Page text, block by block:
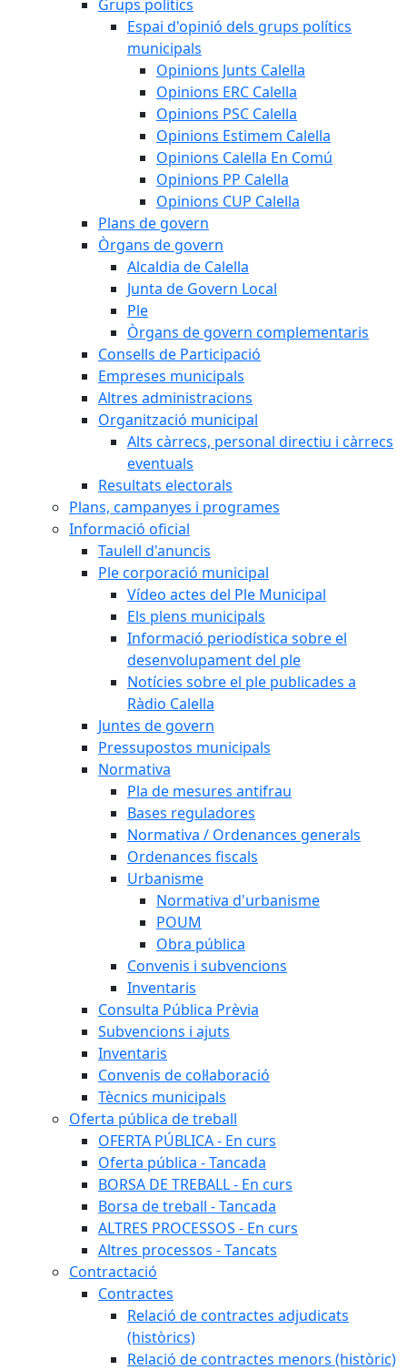
Grups polítics
Espai d'opinió dels grups polítics
municipals
Opinions Junts Calella
Opinions ERC Calella
Opinions PSC Calella
Opinions Estimem Calella
Opinions Calella En Comú
Opinions PP Calella
Opinions CUP Calella
Plans de govern
Òrgans de govern
Alcaldia de Calella
Junta de Govern Local
Ple
Òrgans de govern complementaris
Consells de Participació
Empreses municipals
Altres administracions
Organització municipal
Alts càrrecs, personal directiu i càrrecs
eventuals
Resultats electorals
Plans, campanyes i programes
Informació oficial
Taulell d'anuncis
Ple corporació municipal
Vídeo actes del Ple Municipal
Els plens municipals
Informació periodística sobre el
desenvolupament del ple
Notícies sobre el ple publicades a
Ràdio Calella
Juntes de govern
Pressupostos municipals
Normativa
Pla de mesures antifrau
Bases reguladores
Normativa / Ordenances generals
Ordenances fiscals
Urbanisme
Normativa d'urbanisme
POUM
Obra pública
Convenis i subvencions
Inventaris
Consulta Pública Prèvia
Subvencions i ajuts
Inventaris
Convenis de col·laboració
Tècnics municipals
Oferta pública de treball
OFERTA PÚBLICA - En curs
Oferta pública - Tancada
BORSA DE TREBALL - En curs
Borsa de treball - Tancada
ALTRES PROCESSOS - En curs
Altres processos - Tancats
Contractació
Contractes
Relació de contractes adjudicats
(històrics)
Relació de contractes menors (històric)